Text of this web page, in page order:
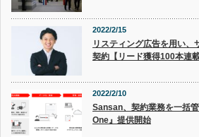
2022/2/15
リスティング広告を用い、
契約【リード獲得100本連
2022/2/10
Sansan、契約業務を一括
One』提供開始